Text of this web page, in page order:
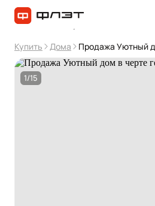
Купить Дома Продажа Уютный
1/15